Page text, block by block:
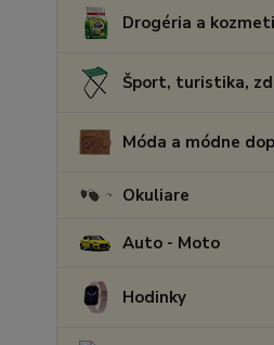
Drogéria a
Šport, turistika,
Móda a módne
Okuliare
Auto - Moto
Hodinky